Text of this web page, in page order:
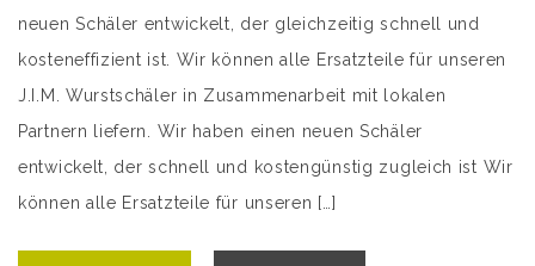
neuen Schäler entwickelt, der gleichzeitig schnell und
kosteneffizient ist. Wir können alle Ersatzteile für unseren
J.I.M. Wurstschäler in Zusammenarbeit mit lokalen
Partnern liefern. Wir haben einen neuen Schäler
entwickelt, der schnell und kostengünstig zugleich ist Wir
können alle Ersatzteile für unseren […]